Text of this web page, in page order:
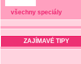
všechny speciály
ZAJÍMAVÉ TIPY